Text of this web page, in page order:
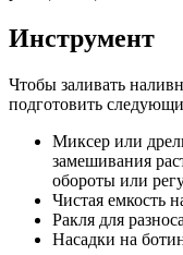
Инструмент
Чтобы заливать
подготовить
Миксер или
замешивания
обороты или
Чистая емкость
Ракля для
Насадки на